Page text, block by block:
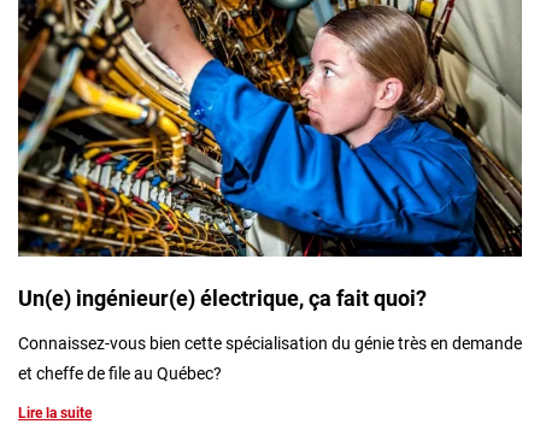
Un(e) ingénieur(e) électrique, ça fait quoi?
Connaissez-vous bien cette spécialisation du génie très en demande
et cheffe de file au Québec?
Lire la suite